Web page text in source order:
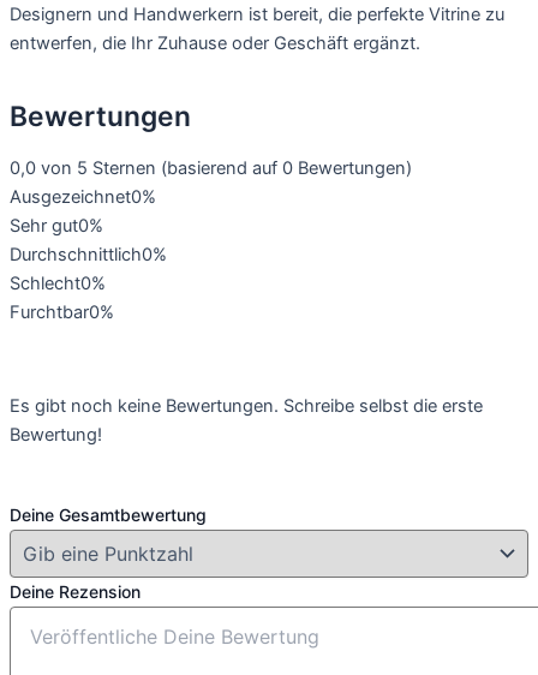
Designern und Handwerkern ist bereit, die perfekte Vitrine zu
entwerfen, die Ihr Zuhause oder Geschäft ergänzt.
Bewertungen
0,0 von 5 Sternen (basierend auf 0 Bewertungen)
Ausgezeichnet0%
Sehr gut0%
Durchschnittlich0%
Schlecht0%
Furchtbar0%
Es gibt noch keine Bewertungen. Schreibe selbst die erste
Bewertung!
Deine Gesamtbewertung
Deine Rezension